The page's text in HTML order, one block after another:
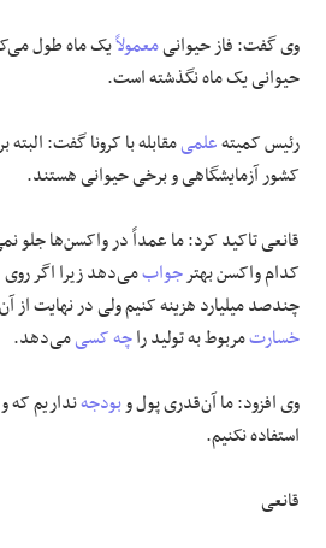
وی گفت: فاز حیوانیمعمولاًیک ماه طول
حیوانی یک ماهنگذشتهاست.
رئیس کمیتهعلمیمقابله با کرونا گفت:
کشور آزمایشگاهی و برخی حیوانی هستند.
قانعی تاکید کرد: ما عمداً در واکسن‌ها جلو
کدام واکسن بهترجوابمی‌دهد زیرا اگر
چندصد میلیارد هزینه کنیم ولیدر نهایتاز
خسارتمربوط به تولید راچه کسیمی‌دهد.
وی افزود: ماآن‌قدریپول وبودجهنداریم
استفاده نکنیم.
قانعی